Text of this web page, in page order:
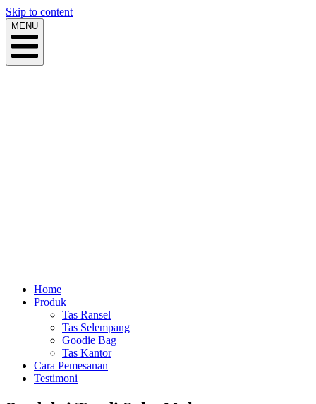
Skip to content
MENU
Home
Produk
Tas Ransel
Tas Selempang
Goodie Bag
Tas Kantor
Cara Pemesanan
Testimoni